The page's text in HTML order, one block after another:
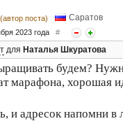
(автор поста) Саратов
2023 года #
для Наталья Шкуратова
будем?
марафона, хорошая
и адресок напомни в